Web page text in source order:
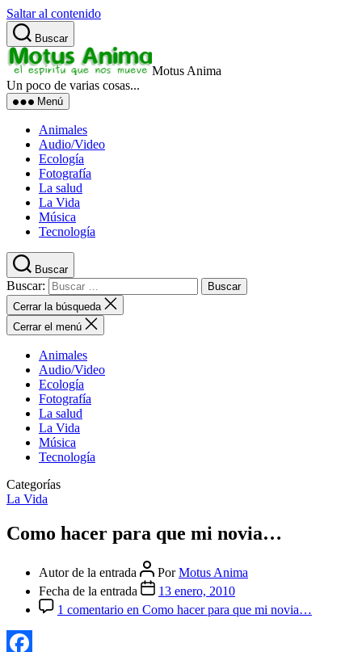
Saltar al contenido
Buscar
Motus Anima
Un poco de varias cosas...
Menú
Animales
Audio/Video
Ecología
Fotografía
La salud
La Vida
Música
Tecnología
Buscar
Buscar:
Cerrar la búsqueda
Cerrar el menú
Animales
Audio/Video
Ecología
Fotografía
La salud
La Vida
Música
Tecnología
Categorías
La Vida
Como hacer para que mi novia…
Autor de la entrada PorMotus Anima
Fecha de la entrada
13 enero, 2010
1 comentario en Como hacer para que mi novia…